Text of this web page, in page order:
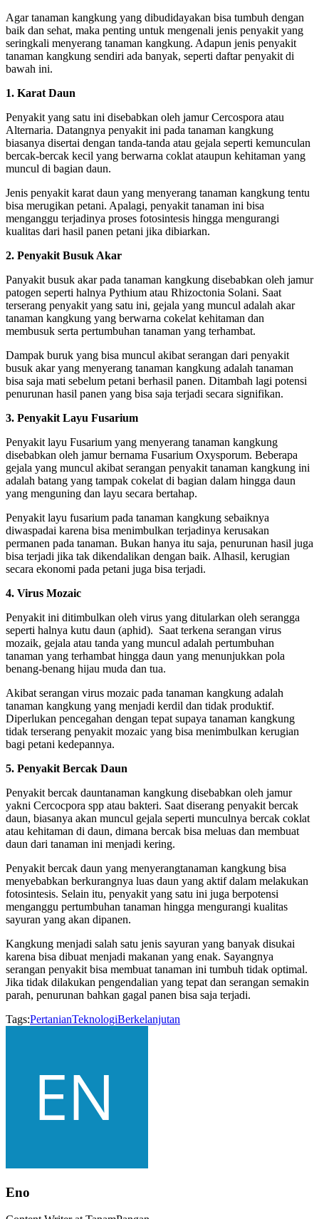
Agar tanaman kangkung yang dibudidayakan bisa tumbuh dengan
baik dan sehat, maka penting untuk mengenali jenis penyakit yang
seringkali menyerang tanaman kangkung. Adapun jenis penyakit
tanaman kangkung sendiri ada banyak, seperti daftar penyakit di
bawah ini.
1. Karat Daun
Penyakit yang satu ini disebabkan oleh jamur Cercospora atau
Alternaria. Datangnya penyakit ini pada tanaman kangkung
biasanya disertai dengan tanda-tanda atau gejala seperti kemunculan
bercak-bercak kecil yang berwarna coklat ataupun kehitaman yang
muncul di bagian daun.
Jenis penyakit karat daun yang menyerang tanaman kangkung tentu
bisa merugikan petani. Apalagi, penyakit tanaman ini bisa
menganggu terjadinya proses fotosintesis hingga mengurangi
kualitas dari hasil panen petani jika dibiarkan.
2. Penyakit Busuk Akar
Panyakit busuk akar pada tanaman kangkung disebabkan oleh jamur
patogen seperti halnya Pythium atau Rhizoctonia Solani. Saat
terserang penyakit yang satu ini, gejala yang muncul adalah akar
tanaman kangkung yang berwarna cokelat kehitaman dan
membusuk serta pertumbuhan tanaman yang terhambat.
Dampak buruk yang bisa muncul akibat serangan dari penyakit
busuk akar yang menyerang tanaman kangkung adalah tanaman
bisa saja mati sebelum petani berhasil panen. Ditambah lagi potensi
penurunan hasil panen yang bisa saja terjadi secara signifikan.
3. Penyakit Layu Fusarium
Penyakit layu Fusarium yang menyerang tanaman kangkung
disebabkan oleh jamur bernama Fusarium Oxysporum. Beberapa
gejala yang muncul akibat serangan penyakit tanaman kangkung ini
adalah batang yang tampak cokelat di bagian dalam hingga daun
yang menguning dan layu secara bertahap.
Penyakit layu fusarium pada tanaman kangkung sebaiknya
diwaspadai karena bisa menimbulkan terjadinya kerusakan
permanen pada tanaman. Bukan hanya itu saja, penurunan hasil juga
bisa terjadi jika tak dikendalikan dengan baik. Alhasil, kerugian
secara ekonomi pada petani juga bisa terjadi.
4. Virus Mozaic
Penyakit ini ditimbulkan oleh virus yang ditularkan oleh serangga
seperti halnya kutu daun (aphid). Saat terkena serangan virus
mozaik, gejala atau tanda yang muncul adalah pertumbuhan
tanaman yang terhambat hingga daun yang menunjukkan pola
benang-benang hijau muda dan tua.
Akibat serangan virus mozaic pada tanaman kangkung adalah
tanaman kangkung yang menjadi kerdil dan tidak produktif.
Diperlukan pencegahan dengan tepat supaya tanaman kangkung
tidak terserang penyakit mozaic yang bisa menimbulkan kerugian
bagi petani kedepannya.
5. Penyakit Bercak Daun
Penyakit bercak dauntanaman kangkung disebabkan oleh jamur
yakni Cercocpora spp atau bakteri. Saat diserang penyakit bercak
daun, biasanya akan muncul gejala seperti munculnya bercak coklat
atau kehitaman di daun, dimana bercak bisa meluas dan membuat
daun dari tanaman ini menjadi kering.
Penyakit bercak daun yang menyerangtanaman kangkung bisa
menyebabkan berkurangnya luas daun yang aktif dalam melakukan
fotosintesis. Selain itu, penyakit yang satu ini juga berpotensi
menganggu pertumbuhan tanaman hingga mengurangi kualitas
sayuran yang akan dipanen.
Kangkung menjadi salah satu jenis sayuran yang banyak disukai
karena bisa dibuat menjadi makanan yang enak. Sayangnya
serangan penyakit bisa membuat tanaman ini tumbuh tidak optimal.
Jika tidak dilakukan pengendalian yang tepat dan serangan semakin
parah, penurunan bahkan gagal panen bisa saja terjadi.
Tags:PertanianTeknologiBerkelanjutan
Eno